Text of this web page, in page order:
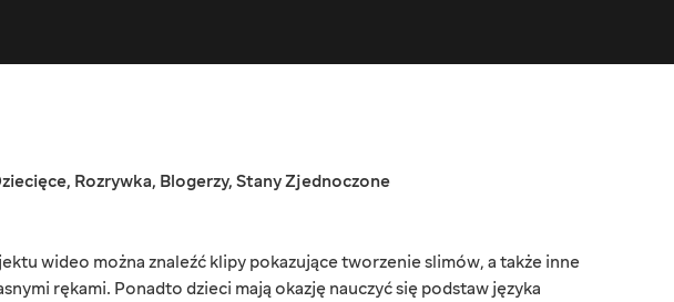
, Rozrywka, Blogerzy, Stany Zjednoczone
wideo można znaleźć klipy pokazujące tworzenie slimów, a także inne
rękami. Ponadto dzieci mają okazję nauczyć się podstaw języka